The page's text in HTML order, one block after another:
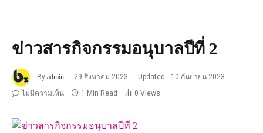
ข่าวสารกิจกรรมอนุบาลปีที่ 2
By admin 29 สิงหาคม 2023 Updated:
10 กันยายน 2023
ไม่มีความเห็น
1 Min Read 0 Views